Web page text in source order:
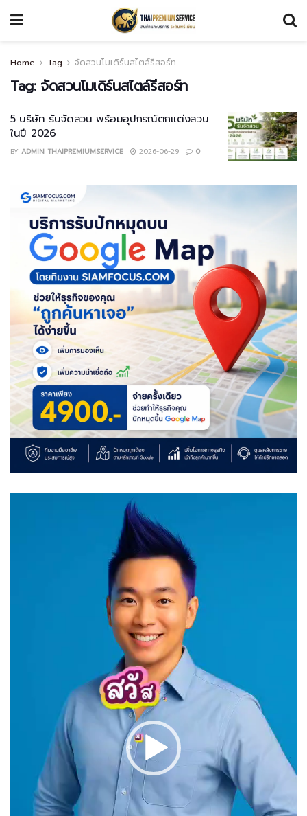
Home Tag จัดสวนโมเดิร์นสไตล์รีสอร์ท
Tag: จัดสวนโมเดิร์นสไตล์รีสอร์ท
5 บริษัท รับจัดสวน พร้อมอุปกรณ์ตกแต่งสวน
ในปี 2026
BY ADMIN THAIPREMIUMSERVICE 2026-06-29 0